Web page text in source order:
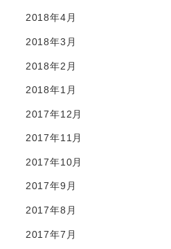
2018年4月
2018年3月
2018年2月
2018年1月
2017年12月
2017年11月
2017年10月
2017年9月
2017年8月
2017年7月